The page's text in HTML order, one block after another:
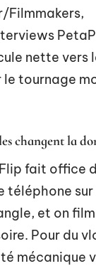
Filmmakers,
nette vers
le tournage
changent la
fait office
téléphone sur
et on
Pour du
mécanique